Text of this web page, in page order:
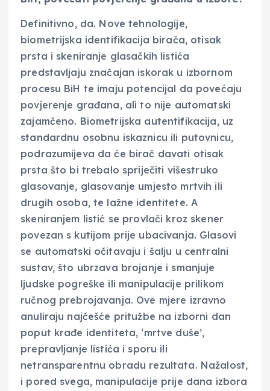
Definitivno, da. Nove tehnologije,
biometrijska identifikacija birača, otisak
prsta i skeniranje glasačkih listića
predstavljaju značajan iskorak u izbornom
procesu BiH te imaju potencijal da povećaju
povjerenje građana, ali to nije automatski
zajamčeno. Biometrijska autentifikacija, uz
standardnu osobnu iskaznicu ili putovnicu,
podrazumijeva da će birač davati otisak
prsta što bi trebalo spriječiti višestruko
glasovanje, glasovanje umjesto mrtvih ili
drugih osoba, te lažne identitete. A
skeniranjem listić se provlači kroz skener
povezan s kutijom prije ubacivanja. Glasovi
se automatski očitavaju i šalju u centralni
sustav, što ubrzava brojanje i smanjuje
ljudske pogreške ili manipulacije prilikom
ručnog prebrojavanja. Ove mjere izravno
anuliraju najčešće pritužbe na izborni dan
poput krađe identiteta, ‘mrtve duše’,
prepravljanje listića i sporu ili
netransparentnu obradu rezultata. Nažalost,
i pored svega, manipulacije prije dana izbora